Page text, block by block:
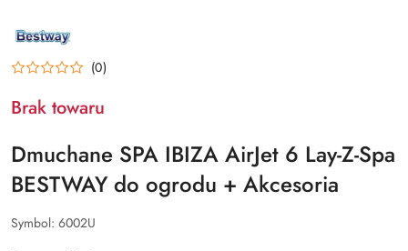
NAZWA
PRODUCENTA:
(0)
Brak towaru
Dmuchane SPA IBIZA AirJet 6 Lay-Z-Spa
BESTWAY do ogrodu + Akcesoria
Symbol: 6002U